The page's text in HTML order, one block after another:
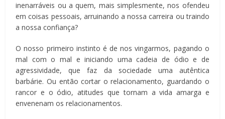
inenarráveis ou a quem, mais simplesmente, nos ofendeu
em coisas pessoais, arruinando a nossa carreira ou traindo
a nossa confiança?
O nosso primeiro instinto é de nos vingarmos, pagando o
mal com o mal e iniciando uma cadeia de ódio e de
agressividade, que faz da sociedade uma autêntica
barbárie. Ou então cortar o relacionamento, guardando o
rancor e o ódio, atitudes que tornam a vida amarga e
envenenam os relacionamentos.